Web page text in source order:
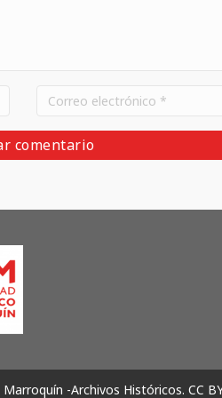
-Archivos Históricos. CC